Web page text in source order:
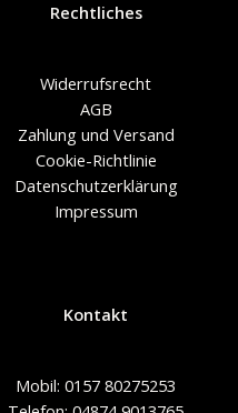
Rechtliches
Widerrufsrecht
AGB
Zahlung und Versand
Cookie-Richtlinie
Datenschutzerklärung
Impressum
Kontakt
Mobil: 0157 80275253